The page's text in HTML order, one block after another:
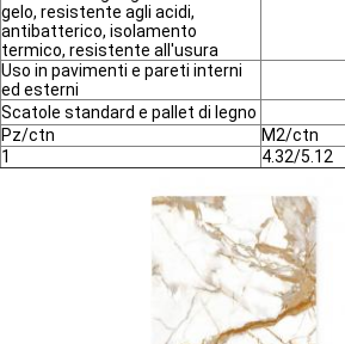
gelo, resistente agli acidi,
antibatterico, isolamento
termico, resistente all'usura
Uso in pavimenti e pareti interni
ed esterni
Scatole standard e pallet di legno
Pz/ctn M2/ctn
1 4.32/5.12